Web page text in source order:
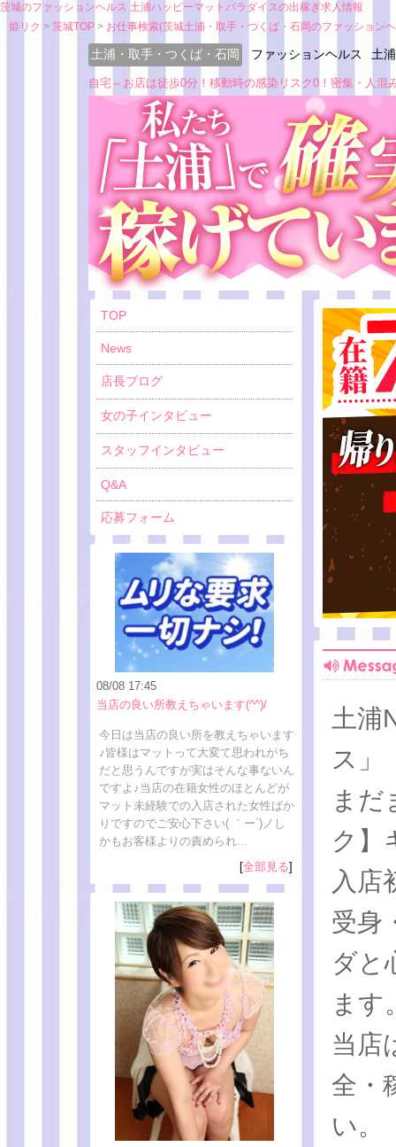
茨城のファッションヘルス 土浦ハッピーマットパラダイスの出稼ぎ求人情報
姫リク
茨城TOP お仕事検索(茨城土浦・取手・つくば・石岡のファッション
土浦・取手・つくば・石岡 ファッションヘルス 土
自宅⇔お店は徒歩0分！移動時の感染リスク0！密集・人
TOP
News
店長ブログ
女の子インタビュー
スタッフインタビュー
Q&A
応募フォーム
08/08 17:45
当店の良い所教えちゃいます(^^)/
今日は当店の良い所を教えちゃいます
♪皆様はマットって大変て思われがち
だと思うんですが実はそんな事ないん
ですよ♪当店の在籍女性のほとんどが
マット未経験での入店された女性ばか
りですのでご安心下さい( ｀ー´)ノし
かもお客様よりの責められ...
[全部見る]
土浦
ス」
まだ
ク】
入店
受身
ダと
ます
当店
全・
い。